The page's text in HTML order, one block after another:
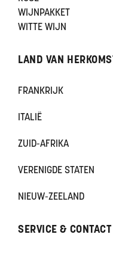
WIJNPAKKET
WITTE WIJN
LAND VAN
FRANKRIJK
ITALIË
ZUID-AFRIKA
VERENIGDE STATEN
NIEUW-ZEELAND
SERVICE & CONTACT